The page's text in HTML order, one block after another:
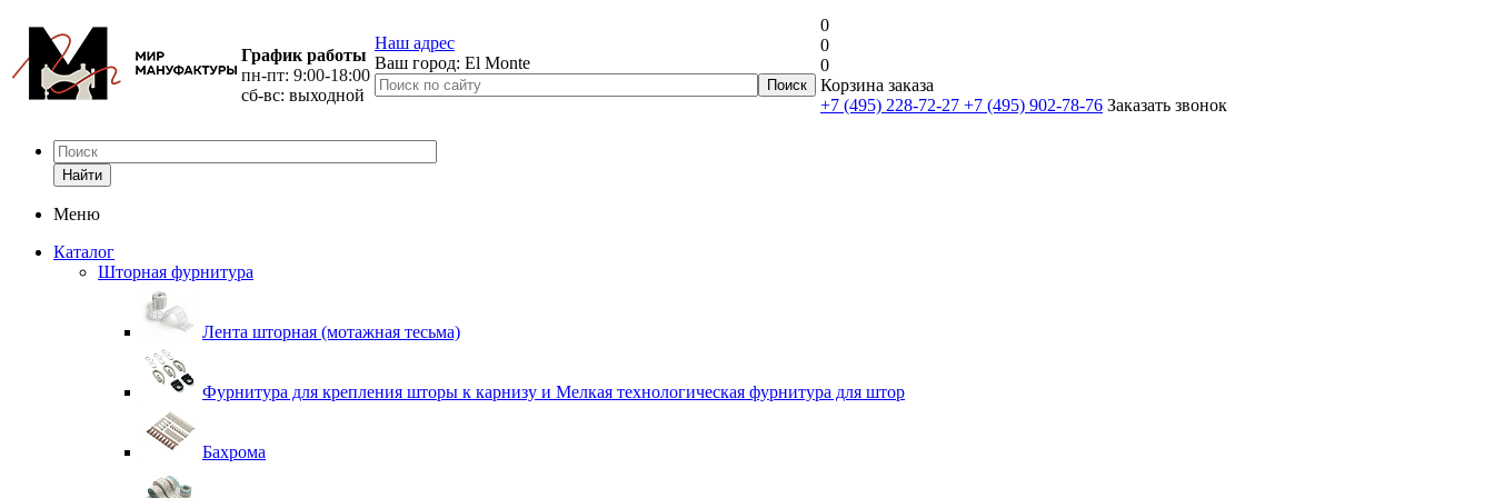
График работы
пн-пт: 9:00-18:00
сб-вс: выходной
Наш адрес
Ваш город: El Monte
0
0
0
Корзина заказа
+7 (495) 228-72-27 +7 (495) 902-78-76 Заказать звонок
Найти
Меню
Каталог
Шторная фурнитура
Лента шторная (мотажная тесьма)
Фурнитура для крепления шторы к карнизу и Мелкая технологическая фурнитура для штор
Бахрома